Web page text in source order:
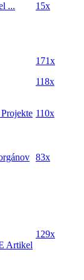
... 15x
171x
118x
Projekte 110x
83x
Artikel
129x